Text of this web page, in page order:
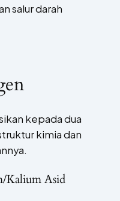
salur darah
kepada dua
kimia dan
Kalium Asid